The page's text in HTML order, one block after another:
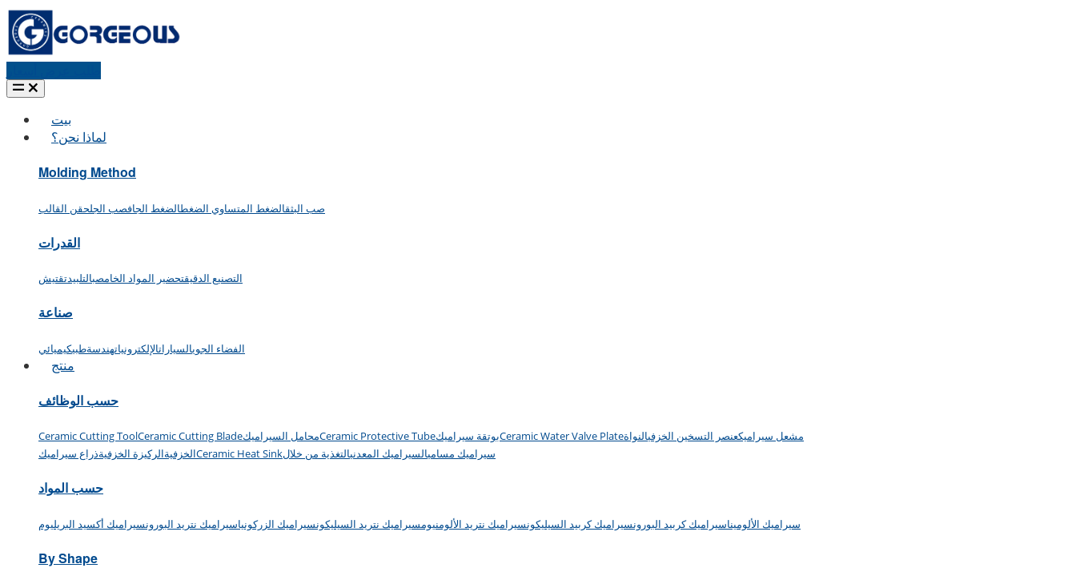
بيت
لماذا نحن؟
Molding Method
صب البثقالضغط المتساوي الضغطالضغط الجافصب الجلحقن القالب
القدرات
التصنيع الدقيقتحضير المواد الخامصبالتلبيدتقتيش
صناعة
الفضاء الجويالسياراتالإلكترونياتهندسةطبيكيميائي
منتج
حسب الوظائف
Ceramic Cutting ToolCeramic Cutting Bladeمحامل السيراميكCeramic Protective Tubeبوتقة سيراميكCeramic Water Valve Plate مشعل سيراميكعنصر التسخين الخزفيالنواة
الخزفيةالركيزة الخزفيةذراع سيراميك Ceramic Heat Sink سيراميك مساميالسيراميك المعدنيالتغذية من خلال
حسب المواد
سيراميك الألوميناسيراميك كربيد البورونسيراميك كربيد السيليكونسيراميك نتريد الألومنيومسيراميك نتريد السيليكونسيراميك الزركونياسيراميك نتريد البورونسيراميك أكسيد البريليوم
By Shape